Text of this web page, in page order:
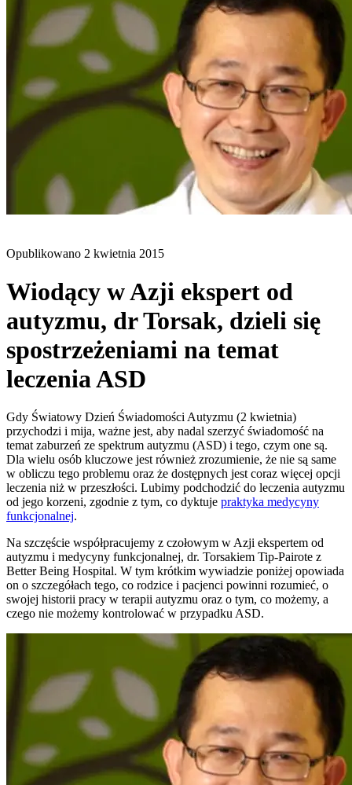
Opublikowano 2 kwietnia 2015
Wiodący w Azji ekspert od
autyzmu, dr Torsak, dzieli się
spostrzeżeniami na temat
leczenia ASD
Gdy Światowy Dzień Świadomości Autyzmu (2 kwietnia)
przychodzi i mija, ważne jest, aby nadal szerzyć świadomość na
temat zaburzeń ze spektrum autyzmu (ASD) i tego, czym one są.
Dla wielu osób kluczowe jest również zrozumienie, że nie są same
w obliczu tego problemu oraz że dostępnych jest coraz więcej opcji
leczenia niż w przeszłości. Lubimy podchodzić do leczenia autyzmu
od jego korzeni, zgodnie z tym, co dyktuje praktyka medycyny
funkcjonalnej.
Na szczęście współpracujemy z czołowym w Azji ekspertem od
autyzmu i medycyny funkcjonalnej, dr. Torsakiem Tip-Pairote z
Better Being Hospital. W tym krótkim wywiadzie poniżej opowiada
on o szczegółach tego, co rodzice i pacjenci powinni rozumieć, o
swojej historii pracy w terapii autyzmu oraz o tym, co możemy, a
czego nie możemy kontrolować w przypadku ASD.